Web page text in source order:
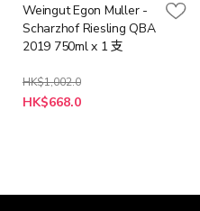
Weingut Egon Muller -
Scharzhof Riesling QBA
2019 750ml x 1 支
HK$1,002.0
特
殊
HK$668.0